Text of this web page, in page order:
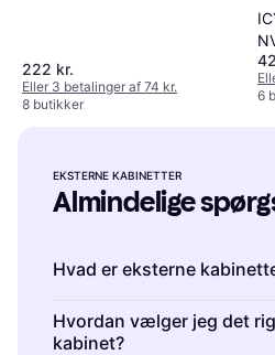
222 kr.
Eller 3 betalinger af 74 kr.
8 butikker
6
EKSTERNE KABINETTER
Almindelige
Hvad er eksterne
Eksterne kabinetter er
harddiske eller SSD'er, der
Hvordan vælger jeg det
kabinet?